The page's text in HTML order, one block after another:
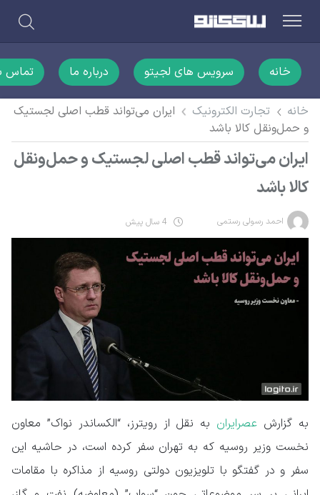
خانه سرویس های لجیتو درباره ما تماس
خانه تجارت الکترونیک
ایران می‌تواند قطب اصلی لجستیک
و حمل‌ونقل کالا باشد
ایران می‌تواند قطب اصلی لجستیک و حمل‌ونقل
کالا باشد
احمد رسولی رستمی
به گزارش عصرایران به نقل از رویترز، “الکساندر نواک” معاون
نخست وزیر روسیه که به تهران سفر کرده است، در حاشیه این
سفر و در گفتگو با تلویزیون دولتی روسیه از مذاکره با مقامات